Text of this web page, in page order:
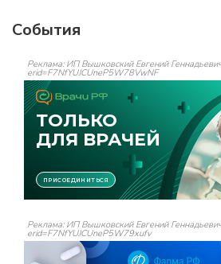
События
Реклама: ИП Вышковский Евгений
erid=F7NfYUJCUneP5W78VwNF
Реклама: ИП Вышковский Евгений
erid=F7NfYUJCUneP5W79xufv